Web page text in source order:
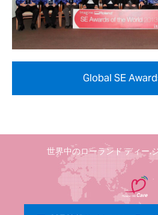
Global SE
世界中のローランド ディー.